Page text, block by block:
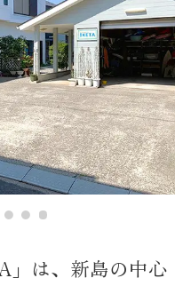
」は、新島の中心